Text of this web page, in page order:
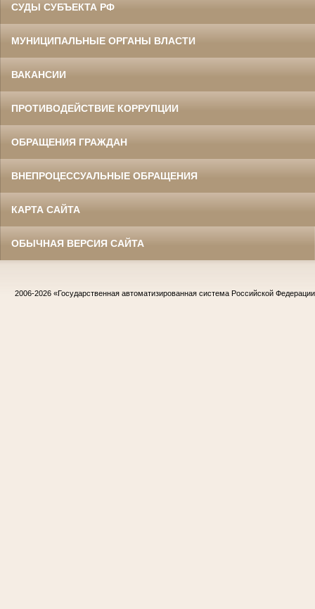
СУДЫ СУБЪЕКТА РФ
МУНИЦИПАЛЬНЫЕ ОРГАНЫ ВЛАСТИ
ВАКАНСИИ
ПРОТИВОДЕЙСТВИЕ КОРРУПЦИИ
ОБРАЩЕНИЯ ГРАЖДАН
ВНЕПРОЦЕССУАЛЬНЫЕ ОБРАЩЕНИЯ
КАРТА САЙТА
ОБЫЧНАЯ ВЕРСИЯ САЙТА
2006-2026 «Государственная автоматизированная система Российской